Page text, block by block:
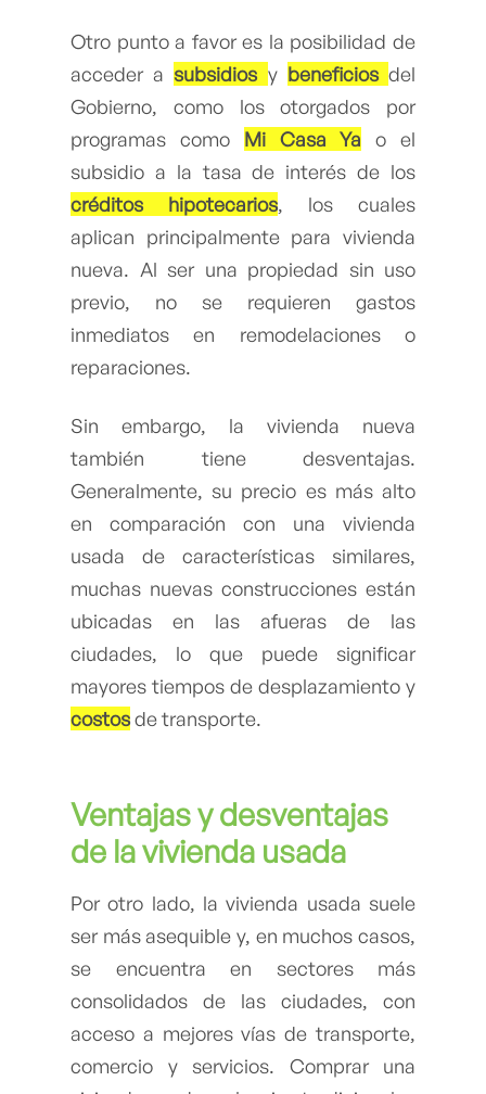
Otro punto a favor es la posibilidad de
acceder asubsidios y beneficiosdel
Gobierno, como los otorgados por
programas como Mi Casa Ya o el
subsidio a la tasa de interés de los
créditos hipotecarios, los cuales
aplican principalmente para vivienda
nueva. Al ser una propiedad sin uso
previo, no se requieren gastos
inmediatos en remodelaciones o
reparaciones.
Sin embargo, la vivienda nueva
también tiene desventajas.
Generalmente, su precio es más alto
en comparación con una vivienda
usada de características similares,
muchas nuevas construcciones están
ubicadas en las afueras de las
ciudades, lo que puede significar
mayores tiempos de desplazamiento y
costosde transporte.
Ventajas y desventajas
de la vivienda usada
Por otro lado, la vivienda usada suele
ser más asequible y, en muchos casos,
se encuentra en sectores más
consolidados de las ciudades, con
acceso a mejores vías de transporte,
comercio y servicios. Comprar una